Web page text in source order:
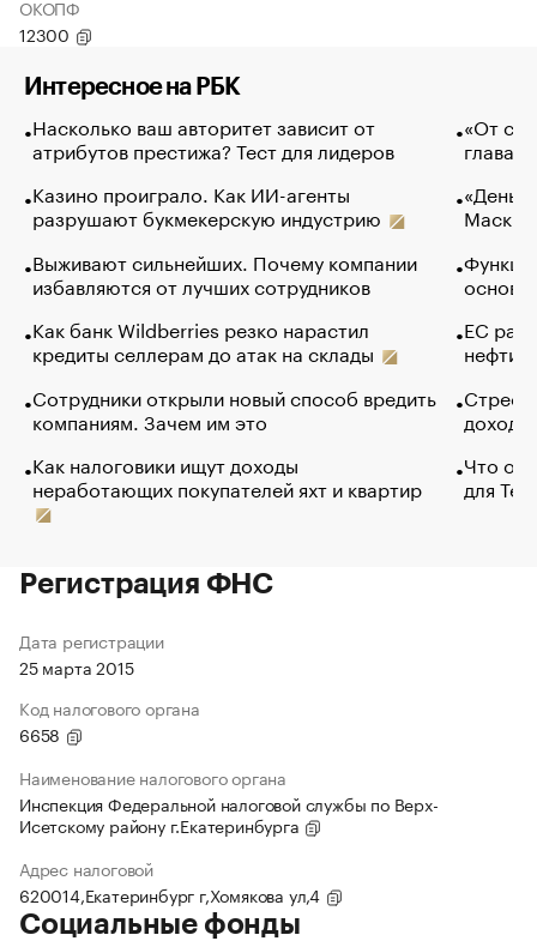
ОКОПФ
12300
Интересное на РБК
Насколько ваш авторитет зависит от
атрибутов престижа? Тест для лидеров
Казино проиграло. Как ИИ-агенты
разрушают букмекерскую индустрию
Выживают сильнейших. Почему компании
избавляются от лучших сотрудников
Как банк Wildberries резко нарастил
кредиты селлерам до атак на склады
Сотрудники открыли новый способ вредить
компаниям. Зачем им это
Как налоговики ищут доходы
неработающих покупателей яхт и квартир
«От
глава
Маск в
основ
ЕС
нефти
Что
для
Регистрация ФНС
Дата регистрации
25 марта 2015
Код налогового органа
6658
Наименование налогового органа
Инспекция Федеральной налоговой службы по Верх-
Исетскому району г.Екатеринбурга
Адрес налоговой
620014,Екатеринбург г,Хомякова ул,4
Социальные фонды